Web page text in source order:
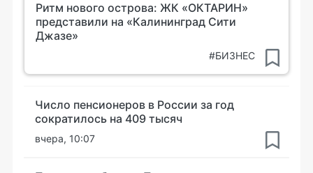
Ритм нового острова: ЖК «ОКТАРИН»
представили на «Калининград Сити
Джазе»
#БИЗНЕС
Число пенсионеров в России за год
сократилось на 409 тысяч
вчера, 10:07